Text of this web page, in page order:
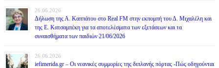
26.06.2026
Δήλωση της Α. Καππάτου στο Real FM στην εκπομπή του Δ. Μιχαλέλη και
της Ε. Κατσαμπέκη για τα αποτελέσματα των εξετάσεων και τα
συναισθήματα των παιδιών 21/06/2026
26.06.2026
iefimerida.gr – Οι νεανικές συμμορίες της διπλανής πόρτας -Πώς οδηγούνται